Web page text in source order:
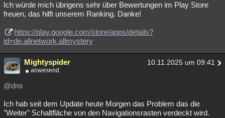
Ich würde mich übrigens sehr über Bewertungen im Play Store
freuen, das hilft unserem Ranking. Danke!
https://play.google.com/store/apps/details?
id=de.allnetwork.allmystery
Mightyspider 10.11.2025 um 09:41
anwesend
@dns
Ich hab seit dem Update heute Morgen das Problem das die
"Weiter" Schaltfläche von den Navigationsrasten verdeckt wird.